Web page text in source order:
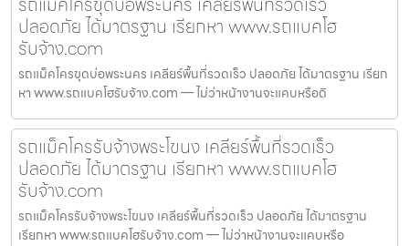
ปลอดภัย ได้มาตรฐาน เรียกหา www.รถแบคโฮ
รับจ้าง.com
รถแม็คโครขุดบ่อพระนคร เคลียร์พื้นที่รวดเร็ว ปลอดภัย ได้มาตรฐาน เรียก
หา www.รถแบคโฮรับจ้าง.com — ไม่ว่าหน้างานจะแคบหรือดิ
รถแม็คโครรับจ้างพระโขนง เคลียร์พื้นที่รวดเร็ว
ปลอดภัย ได้มาตรฐาน เรียกหา www.รถแบคโฮ
รับจ้าง.com
รถแม็คโครรับจ้างพระโขนง เคลียร์พื้นที่รวดเร็ว ปลอดภัย ได้มาตรฐาน
เรียกหา www.รถแบคโฮรับจ้าง.com — ไม่ว่าหน้างานจะแคบหรือ